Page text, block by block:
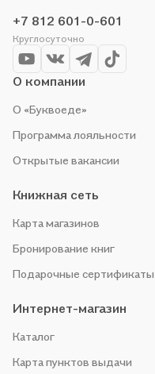
чтобы не упустить выгоду!
+7 812 601-0-601
Круглосуточно
О компании
О «Буквоеде»
Программа лояльности
Открытые вакансии
Книжная сеть
Карта магазинов
Бронирование книг
Подарочные сертификаты
Интернет-магазин
Каталог
Карта пунктов выдачи